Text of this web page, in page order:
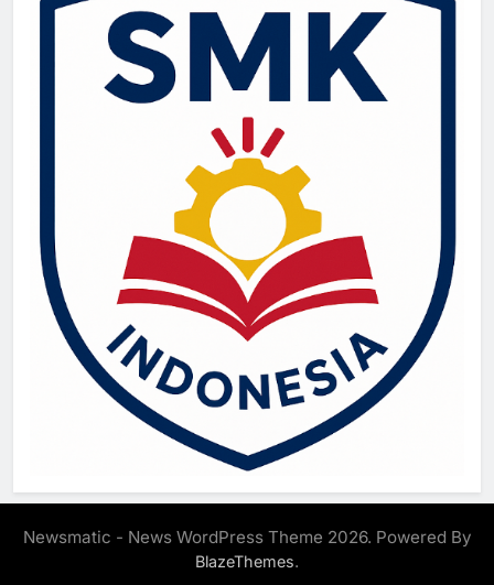
Newsmatic - News WordPress Theme 2026. Powered By
BlazeThemes.